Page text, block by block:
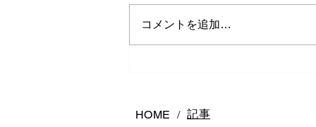
コメントを追加…
HOME / 記事